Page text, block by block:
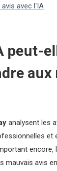
avec l'IA
peut-
aux
analysent les
et
encore,
mauvais avis